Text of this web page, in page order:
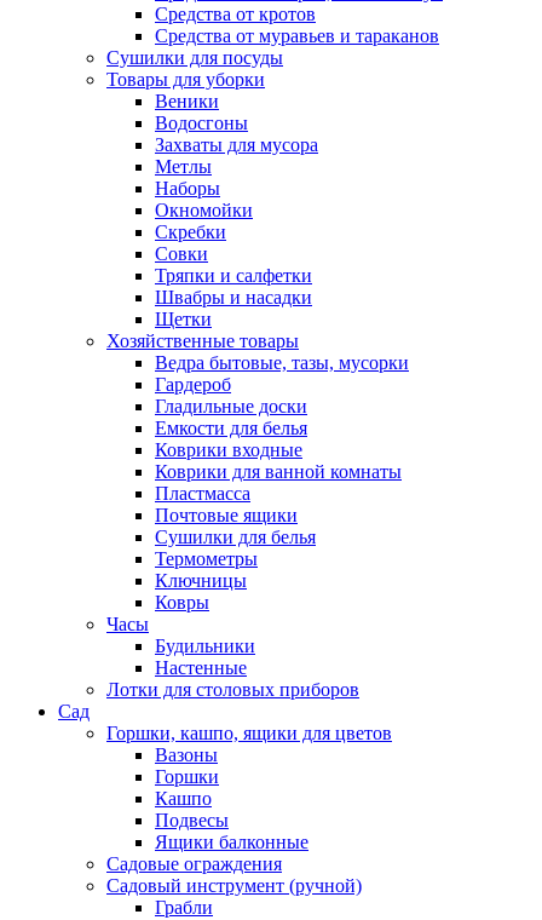
Средства от кротов
Средства от муравьев и тараканов
Сушилки для посуды
Товары для уборки
Веники
Водосгоны
Захваты для мусора
Метлы
Наборы
Окномойки
Скребки
Совки
Тряпки и салфетки
Швабры и насадки
Щетки
Хозяйственные товары
Ведра бытовые, тазы, мусорки
Гардероб
Гладильные доски
Емкости для белья
Коврики входные
Коврики для ванной комнаты
Пластмасса
Почтовые ящики
Сушилки для белья
Термометры
Ключницы
Ковры
Часы
Будильники
Настенные
Лотки для столовых приборов
Сад
Горшки, кашпо, ящики для цветов
Вазоны
Горшки
Кашпо
Подвесы
Ящики балконные
Садовые ограждения
Садовый инструмент (ручной)
Грабли